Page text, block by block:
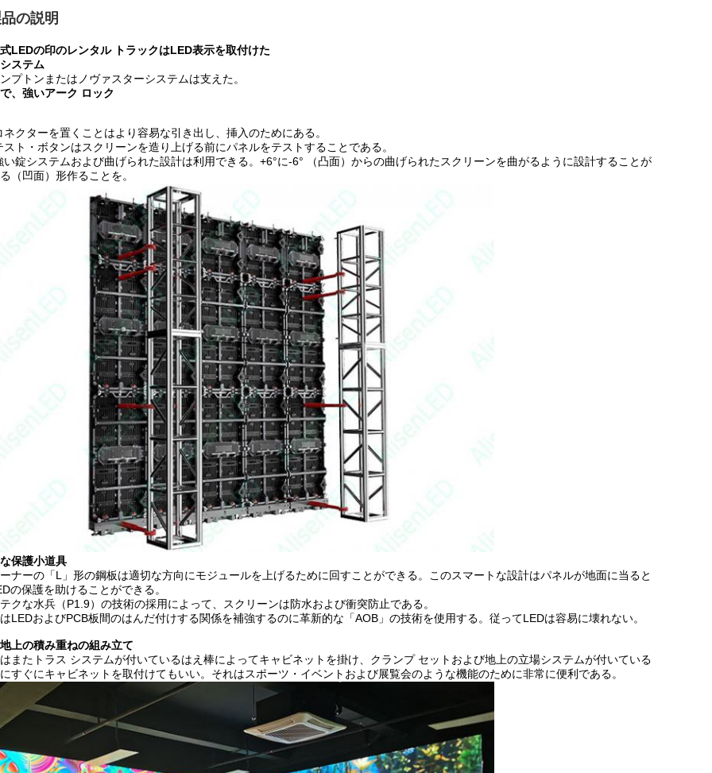
の説明
LEDの印のレンタル トラックはLED表示を取付けた
ステム
プトンまたはノヴァスターシステムは支えた。
、強いアーク ロック
ネクターを置くことはより容易な引き出し、挿入のためにある。
スト・ボタンはスクリーンを造り上げる前にパネルをテストすることである。
い錠システムおよび曲げられた設計は利用できる。+6°に-6° （凸面）からの曲げられたスクリーンを曲がるように設計することが
（凹面）形作ることを。
保護小道具
ナーの「L」形の鋼板は適切な方向にモジュールを上げるために回すことができる。このスマートな設計はパネルが地面に当ると
の保護を助けることができる。
クな水兵（P1.9）の技術の採用によって、スクリーンは防水および衝突防止である。
LEDおよびPCB板間のはんだ付けする関係を補強するのに革新的な「AOB」の技術を使用する。従ってLEDは容易に壊れない。
上の積み重ねの組み立て
またトラス システムが付いているはえ棒によってキャビネットを掛け、クランプ セットおよび地上の立場システムが付いている
すぐにキャビネットを取付けてもいい。それはスポーツ・イベントおよび展覧会のような機能のために非常に便利である。